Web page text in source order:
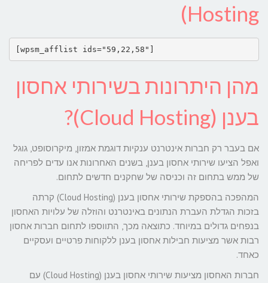
Hosting)
[wpsm_afflist ids="59,22,58 "]
מהן היתרונות בשירותי אחסון
בענן (Cloud Hosting)?
אם בעבר רק חברות אינטרנט ענקיות דוגמת אמזון, מיקרוסופט, גוגל
ואפל הציעו שירותי אחסון בענן, בשנים האחרונות אנו עדים לפריחה
של ממש בתחום זה וכניסה של שחקנים חדשים לתחום.
המהפכה בהספקת שירותי אחסון בענן (Cloud Hosting) קרתה
בזכות הגדלת העברת הנתונים באינטרנט והוזלה של עלויות האחסון
בנפחים גדולים במיוחד. כתוצאה מכך, התווספו לתחום חברות אחסון
רבות אשר מציעות חבילות אחסון בענן ללקוחות פרטיים ועסקיים
כאחד.
חברות האחסון מציעות שירותי אחסון בענן (Cloud Hosting) עם